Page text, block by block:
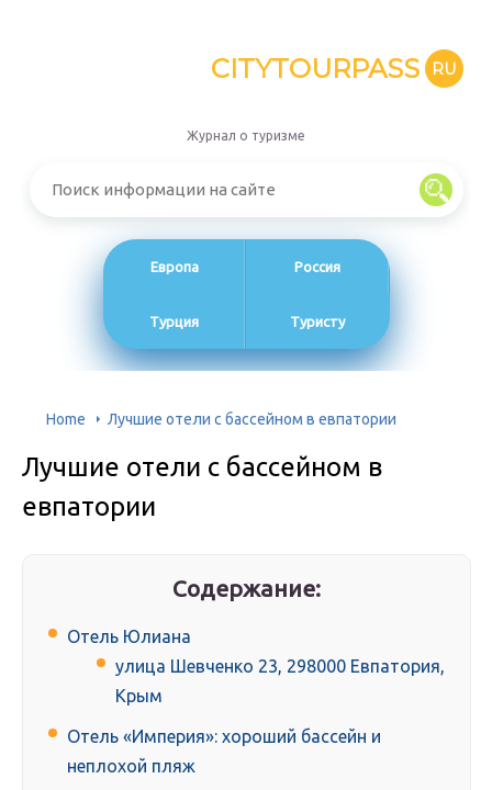
CITYTOURPASS RU
Журнал о туризме
Европа Россия
Турция Туристу
Home Лучшие отели с бассейном в евпатории
Лучшие отели с бассейном в
евпатории
Содержание:
Отель Юлиана
улица Шевченко 23, 298000 Евпатория,
Крым
Отель «Империя»: хороший бассейн и
неплохой пляж